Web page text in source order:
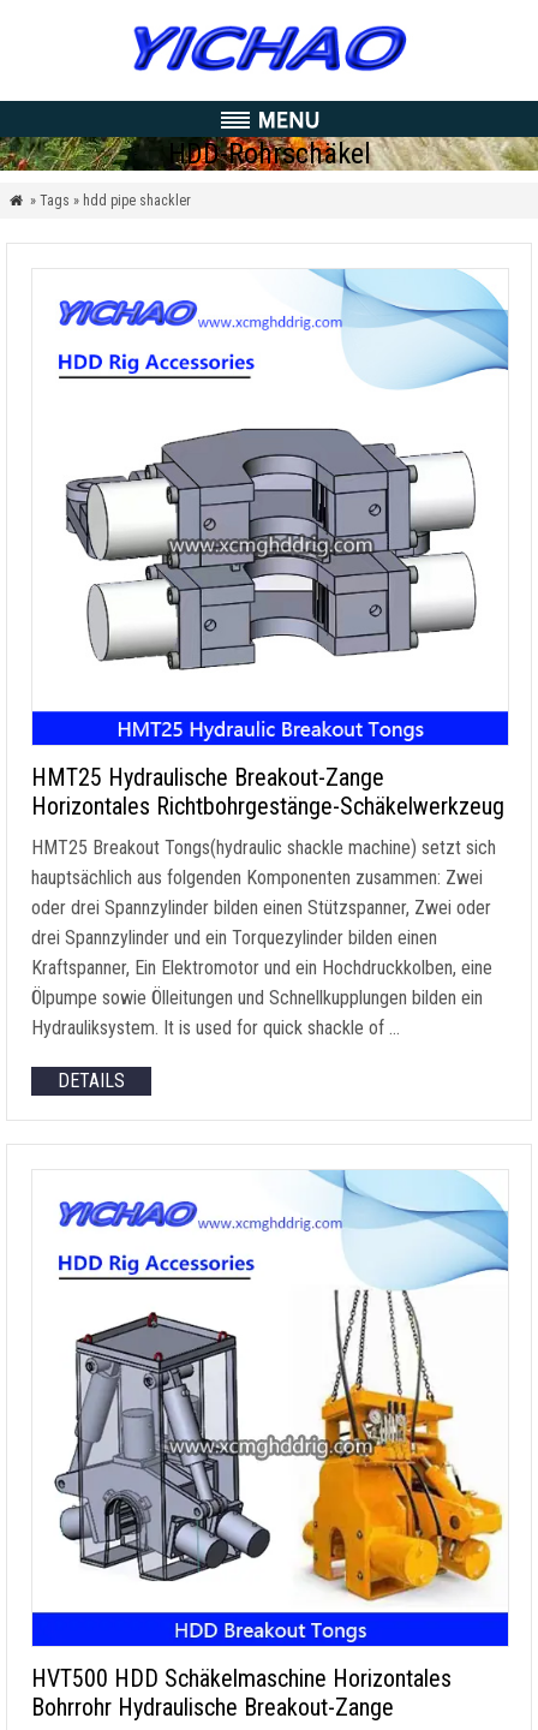
HDD-Rohrschäkel
 » Tags » hdd pipe shackler
HMT25 Hydraulische Breakout-Zange
Horizontales Richtbohrgestänge-Schäkelwerkzeug
HMT25 Breakout Tongs(hydraulic shackle machine) setzt sich
hauptsächlich aus folgenden Komponenten zusammen: Zwei
oder drei Spannzylinder bilden einen Stützspanner, Zwei oder
drei Spannzylinder und ein Torquezylinder bilden einen
Kraftspanner, Ein Elektromotor und ein Hochdruckkolben, eine
Ölpumpe sowie Ölleitungen und Schnellkupplungen bilden ein
Hydrauliksystem. It is used for quick shackle of …
DETAILS
HVT500 HDD Schäkelmaschine Horizontales
Bohrrohr Hydraulische Breakout-Zange